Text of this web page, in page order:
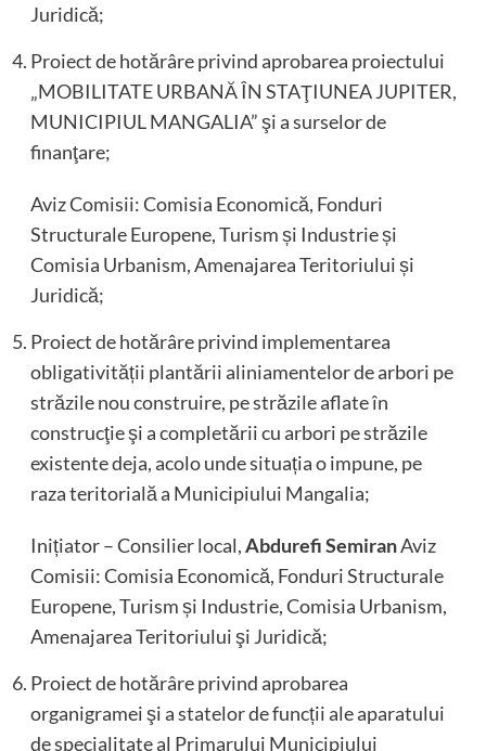
Juridică;
Proiect de hotărâre privind aprobarea proiectului
„MOBILITATE URBANĂ ÎN STAŢIUNEA JUPITER,
MUNICIPIUL MANGALIA” şi a surselor de
finanţare;
Aviz Comisii: Comisia Economică, Fonduri
Structurale Europene, Turism și Industrie și
Comisia Urbanism, Amenajarea Teritoriului și
Juridică;
Proiect de hotărâre privind implementarea
obligativității plantării aliniamentelor de arbori pe
străzile nou construire, pe străzile aflate în
construcţie şi a completării cu arbori pe străzile
existente deja, acolo unde situația o impune, pe
raza teritorială a Municipiului Mangalia;
Inițiator – Consilier local,Abdurefi SemiranAviz
Comisii: Comisia Economică, Fonduri Structurale
Europene, Turism și Industrie, Comisia Urbanism,
Amenajarea Teritoriului şi Juridică;
Proiect de hotărâre privind aprobarea
organigramei şi a statelor de funcții ale aparatului
de specialitate al Primarului Municipiului